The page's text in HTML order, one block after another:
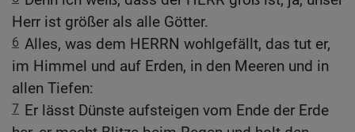
Herr ist größer als alle Götter.
6 Alles, was dem HERRN wohlgefällt, das tut er,
im Himmel und auf Erden, in den Meeren und in
allen Tiefen:
7 Er lässt Dünste aufsteigen vom Ende der Erde